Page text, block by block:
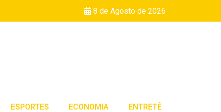
8 de Agosto de 2026
ESPORTES ECONOMIA ENTRETÊ